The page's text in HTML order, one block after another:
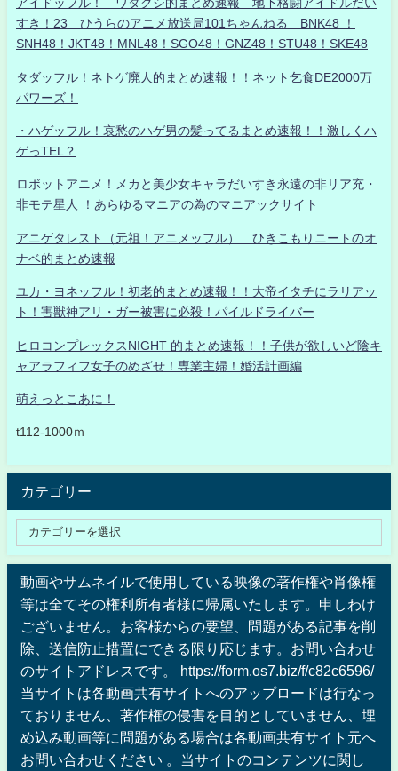
アイドッフル！ ワタクシ的まとめ速報 地下格闘アイドルだい
すき！23 ひうらのアニメ放送局101ちゃんねる BNK48 ！
SNH48！JKT48！MNL48！SGO48！GNZ48！STU48！SKE48
タダッフル！ネトゲ廃人的まとめ速報！！ネット乞食DE2000万
パワーズ！
・ハゲッフル！哀愁のハゲ男の髪ってるまとめ速報！！激しくハ
ゲっTEL？
ロボットアニメ！メカと美少女キャラだいすき永遠の非リア充・
非モテ星人 ！あらゆるマニアの為のマニアックサイト
アニゲタレスト（元祖！アニメッフル） ひきこもりニートのオ
ナベ的まとめ速報
ユカ・ヨネッフル！初老的まとめ速報！！大帝イタチにラリアッ
ト！害獣神アリ・ガー被害に必殺！パイルドライバー
ヒロコンプレックスNIGHT 的まとめ速報！！子供が欲しいど陰キ
ャアラフィフ女子のめざせ！専業主婦！婚活計画編
萌えっとこあに！
t112-1000ｍ
カテゴリー
動画やサムネイルで使用している映像の著作権や肖像権
等は全てその権利所有者様に帰属いたします。申しわけ
ございません。お客様からの要望、問題がある記事を削
除、送信防止措置にできる限り応じます。お問い合わせ
のサイトアドレスです。 https://form.os7.biz/f/c82c6596/
当サイトは各動画共有サイトへのアップロードは行なっ
ておりません、著作権の侵害を目的としていません、埋
め込み動画等に問題がある場合は各動画共有サイト元へ
お問い合わせください 。当サイトのコンテンツに関し